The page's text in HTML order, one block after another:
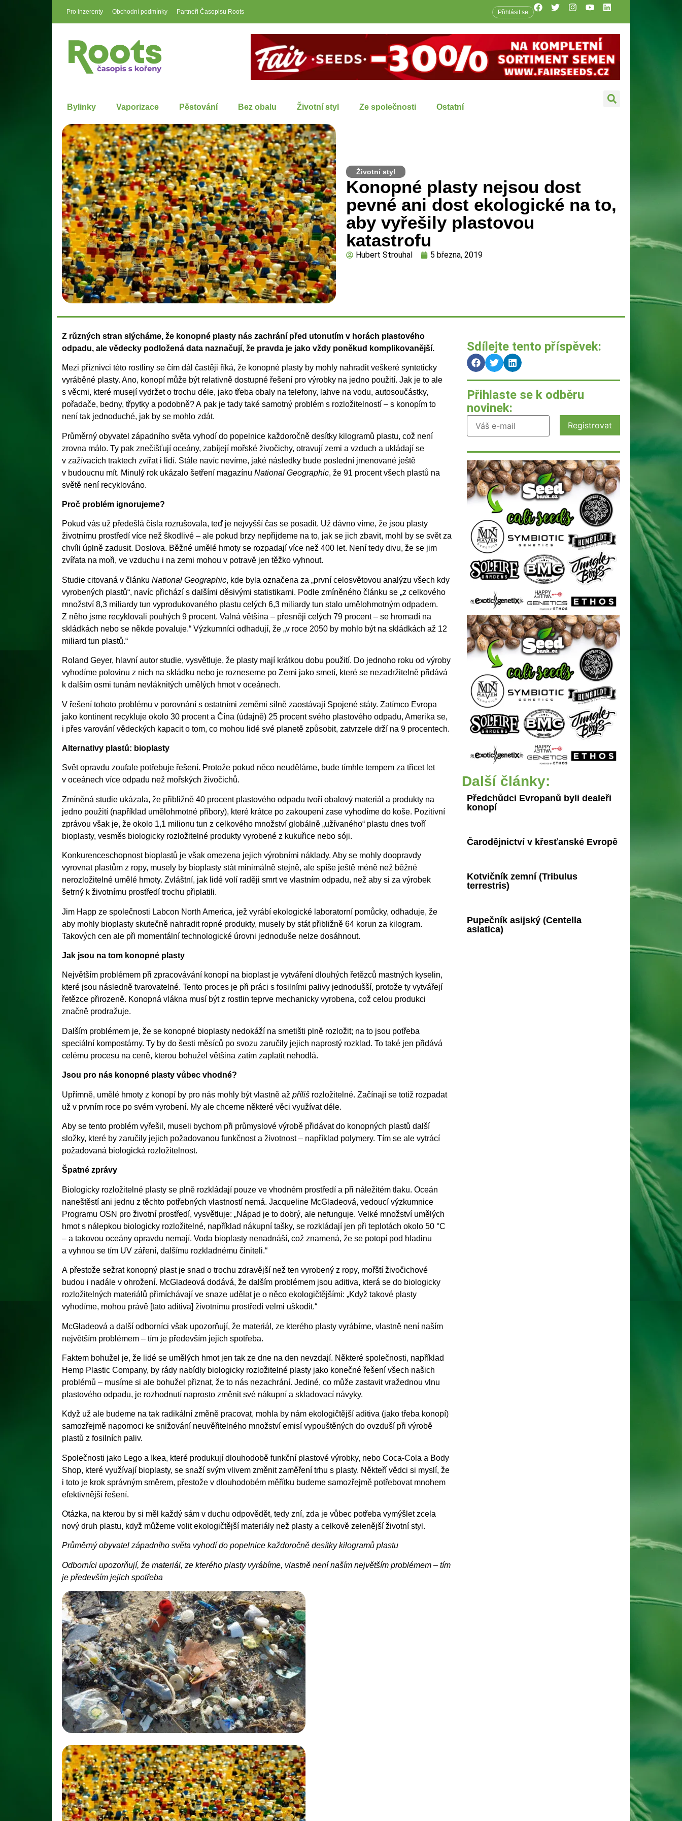
Pro inzerenty Obchodní podmínky Partneři Časopisu Roots Přihlásit se
Bylinky Vaporizace Pěstování Bez obalu Životní styl Ze společnosti Ostatní
Životní styl
Konopné plasty nejsou dost
pevné ani dost ekologické na to,
aby vyřešily plastovou
katastrofu
Hubert Strouhal 5 března, 2019
Z různých stran slýcháme, že konopné plasty nás zachrání před utonutím v horách plastového
odpadu, ale vědecky podložená data naznačují, že pravda je jako vždy poněkud komplikovanější.
Mezi příznivci této rostliny se čím dál častěji říká, že konopné plasty by mohly nahradit veškeré synteticky
vyráběné plasty. Ano, konopí může být relativně dostupné řešení pro výrobky na jedno použití. Jak je to ale
s věcmi, které musejí vydržet o trochu déle, jako třeba obaly na telefony, lahve na vodu, autosoučástky,
pořadače, bedny, třpytky a podobně? A pak je tady také samotný problém s rozložitelností – s konopím to
není tak jednoduché, jak by se mohlo zdát.
Průměrný obyvatel západního světa vyhodí do popelnice každoročně desítky kilogramů plastu, což není
zrovna málo. Ty pak znečišťují oceány, zabíjejí mořské živočichy, otravují zemi a vzduch a ukládají se
v zažívacích traktech zvířat i lidí. Stále navíc nevíme, jaké následky bude poslední jmenované ještě
v budoucnu mít. Minulý rok ukázalo šetření magazínu National Geographic, že 91 procent všech plastů na
světě není recyklováno.
Proč problém ignorujeme?
Pokud vás už předešlá čísla rozrušovala, teď je nejvyšší čas se posadit. Už dávno víme, že jsou plasty
životnímu prostředí více než škodlivé – ale pokud brzy nepřijdeme na to, jak se jich zbavit, mohl by se svět za
chvíli úplně zadusit. Doslova. Běžné umělé hmoty se rozpadají více než 400 let. Není tedy divu, že se jim
zvířata na moři, ve vzduchu i na zemi mohou v potravě jen těžko vyhnout.
Studie citovaná v článku National Geographic, kde byla označena za „první celosvětovou analýzu všech kdy
vyrobených plastů“, navíc přichází s dalšími děsivými statistikami. Podle zmíněného článku se „z celkového
množství 8,3 miliardy tun vyprodukovaného plastu celých 6,3 miliardy tun stalo umělohmotným odpadem.
Z něho jsme recyklovali pouhých 9 procent. Valná většina – přesněji celých 79 procent – se hromadí na
skládkách nebo se někde povaluje.“ Výzkumníci odhadují, že „v roce 2050 by mohlo být na skládkách až 12
miliard tun plastů.“
Roland Geyer, hlavní autor studie, vysvětluje, že plasty mají krátkou dobu použití. Do jednoho roku od výroby
vyhodíme polovinu z nich na skládku nebo je rozneseme po Zemi jako smetí, které se nezadržitelně přidává
k dalším osmi tunám nevláknitých umělých hmot v oceánech.
V řešení tohoto problému v porovnání s ostatními zeměmi silně zaostávají Spojené státy. Zatímco Evropa
jako kontinent recykluje okolo 30 procent a Čína (údajně) 25 procent svého plastového odpadu, Amerika se,
i přes varování vědeckých kapacit o tom, co mohou lidé své planetě způsobit, zatvrzele drží na 9 procentech.
Alternativy plastů: bioplasty
Svět opravdu zoufale potřebuje řešení. Protože pokud něco neuděláme, bude tímhle tempem za třicet let
v oceánech více odpadu než mořských živočichů.
Zmíněná studie ukázala, že přibližně 40 procent plastového odpadu tvoří obalový materiál a produkty na
jedno použití (například umělohmotné příbory), které krátce po zakoupení zase vyhodíme do koše. Pozitivní
zprávou však je, že okolo 1,1 milionu tun z celkového množství globálně „užívaného“ plastu dnes tvoří
bioplasty, vesměs biologicky rozložitelné produkty vyrobené z kukuřice nebo sóji.
Konkurenceschopnost bioplastů je však omezena jejich výrobními náklady. Aby se mohly doopravdy
vyrovnat plastům z ropy, musely by bioplasty stát minimálně stejně, ale spíše ještě méně než běžné
nerozložitelné umělé hmoty. Zvláštní, jak lidé volí raději smrt ve vlastním odpadu, než aby si za výrobek
šetrný k životnímu prostředí trochu připlatili.
Jim Happ ze společnosti Labcon North America, jež vyrábí ekologické laboratorní pomůcky, odhaduje, že
aby mohly bioplasty skutečně nahradit ropné produkty, musely by stát přibližně 64 korun za kilogram.
Takových cen ale při momentální technologické úrovni jednoduše nelze dosáhnout.
Jak jsou na tom konopné plasty
Největším problémem při zpracovávání konopí na bioplast je vytváření dlouhých řetězců mastných kyselin,
které jsou následně tvarovatelné. Tento proces je při práci s fosilními palivy jednodušší, protože ty vytvářejí
řetězce přirozeně. Konopná vlákna musí být z rostlin teprve mechanicky vyrobena, což celou produkci
značně prodražuje.
Dalším problémem je, že se konopné bioplasty nedokáží na smetišti plně rozložit; na to jsou potřeba
speciální kompostárny. Ty by do šesti měsíců po svozu zaručily jejich naprostý rozklad. To také jen přidává
celému procesu na ceně, kterou bohužel většina zatím zaplatit nehodlá.
Jsou pro nás konopné plasty vůbec vhodné?
Upřímně, umělé hmoty z konopí by pro nás mohly být vlastně až příliš rozložitelné. Začínají se totiž rozpadat
už v prvním roce po svém vyrobení. My ale chceme některé věci využívat déle.
Aby se tento problém vyřešil, museli bychom při průmyslové výrobě přidávat do konopných plastů další
složky, které by zaručily jejich požadovanou funkčnost a životnost – například polymery. Tím se ale vytrácí
požadovaná biologická rozložitelnost.
Špatné zprávy
Biologicky rozložitelné plasty se plně rozkládají pouze ve vhodném prostředí a při náležitém tlaku. Oceán
naneštěstí ani jednu z těchto potřebných vlastností nemá. Jacqueline McGladeová, vedoucí výzkumnice
Programu OSN pro životní prostředí, vysvětluje: „Nápad je to dobrý, ale nefunguje. Velké množství umělých
hmot s nálepkou biologicky rozložitelné, například nákupní tašky, se rozkládají jen při teplotách okolo 50 °C
– a takovou oceány opravdu nemají. Voda bioplasty nenadnáší, což znamená, že se potopí pod hladinu
a vyhnou se tím UV záření, dalšímu rozkladnému činiteli.“
A přestože sežrat konopný plast je snad o trochu zdravější než ten vyrobený z ropy, mořští živočichové
budou i nadále v ohrožení. McGladeová dodává, že dalším problémem jsou aditiva, která se do biologicky
rozložitelných materiálů přimíchávají ve snaze udělat je o něco ekologičtějšími: „Když takové plasty
vyhodíme, mohou právě [tato aditiva] životnímu prostředí velmi uškodit.“
McGladeová a další odborníci však upozorňují, že materiál, ze kterého plasty vyrábíme, vlastně není naším
největším problémem – tím je především jejich spotřeba.
Faktem bohužel je, že lidé se umělých hmot jen tak ze dne na den nevzdají. Některé společnosti, například
Hemp Plastic Company, by rády nabídly biologicky rozložitelné plasty jako konečné řešení všech našich
problémů – musíme si ale bohužel přiznat, že to nás nezachrání. Jediné, co může zastavit vražednou vlnu
plastového odpadu, je rozhodnutí naprosto změnit své nákupní a skladovací návyky.
Když už ale budeme na tak radikální změně pracovat, mohla by nám ekologičtější aditiva (jako třeba konopí)
samozřejmě napomoci ke snižování neuvěřitelného množství emisí vypouštěných do ovzduší při výrobě
plastů z fosilních paliv.
Společnosti jako Lego a Ikea, které produkují dlouhodobě funkční plastové výrobky, nebo Coca-Cola a Body
Shop, které využívají bioplasty, se snaží svým vlivem změnit zaměření trhu s plasty. Někteří vědci si myslí, že
i toto je krok správným směrem, přestože v dlouhodobém měřítku budeme samozřejmě potřebovat mnohem
efektivnější řešení.
Otázka, na kterou by si měl každý sám v duchu odpovědět, tedy zní, zda je vůbec potřeba vymýšlet zcela
nový druh plastu, když můžeme volit ekologičtější materiály než plasty a celkově zelenější životní styl.
Průměrný obyvatel západního světa vyhodí do popelnice každoročně desítky kilogramů plastu
Odborníci upozorňují, že materiál, ze kterého plasty vyrábíme, vlastně není naším největším problémem – tím
je především jejich spotřeba
Sdílejte tento příspěvek:
Přihlaste se k odběru
novinek:
Další články:
Předchůdci Evropanů byli dealeři
konopí
Čarodějnictví v křesťanské Evropě
Kotvičník zemní (Tribulus
terrestris)
Pupečník asijský (Centella
asiatica)